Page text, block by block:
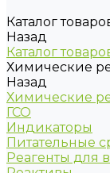
Каталог
Назад
Каталог
Химические
Назад
Химические
ГСО
Индикаторы
Питательные
Реагенты для